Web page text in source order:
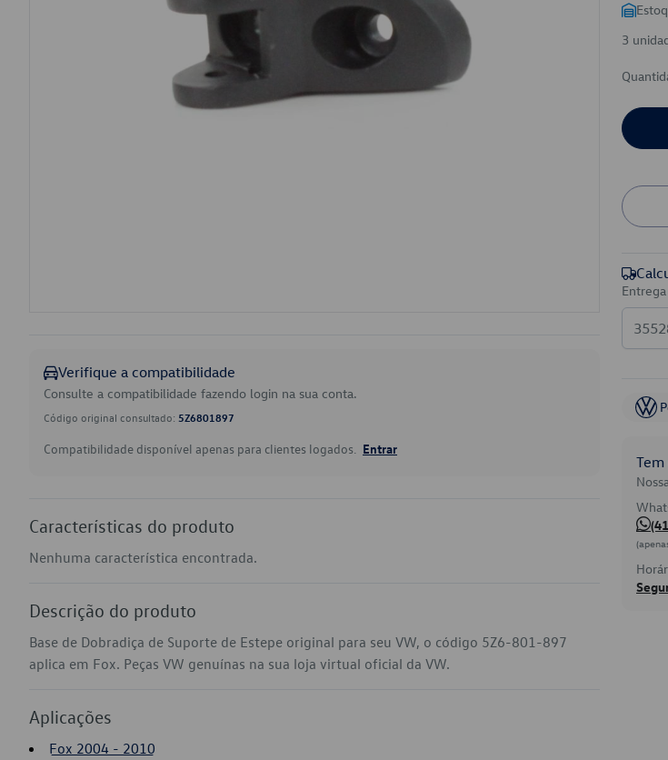
Verifique a compatibilidade
Consulte a compatibilidade fazendo login na sua conta.
Código original consultado: 5Z6801897
Compatibilidade disponível apenas para clientes logados. Entrar
Características do produto
Nenhuma característica encontrada.
Descrição do produto
Base de Dobradiça de Suporte de Estepe original para seu VW, o código 5Z6-801-897
aplica em Fox. Peças VW genuínas na sua loja virtual oficial da VW.
Aplicações
Fox 2004 - 2010
3